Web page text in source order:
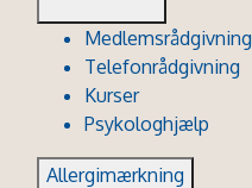
Medlemsrådgivning
Telefonrådgivning
Kurser
Psykologhjælp
Allergimærkning